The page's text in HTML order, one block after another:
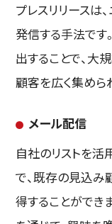
プレスリリースは
発信する手法です
出することで、大
顧客を広く集めら
メール配信
自社のリストを活
で、既存の見込み
得することができ